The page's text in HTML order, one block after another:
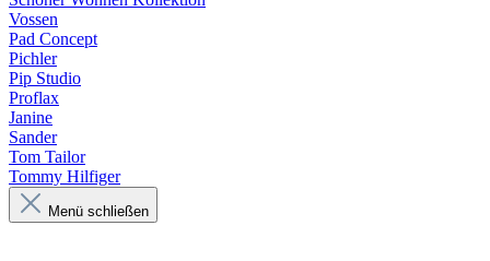
Vossen
Pad Concept
Pichler
Pip Studio
Proflax
Janine
Sander
Tom Tailor
Tommy Hilfiger
Menü schließen